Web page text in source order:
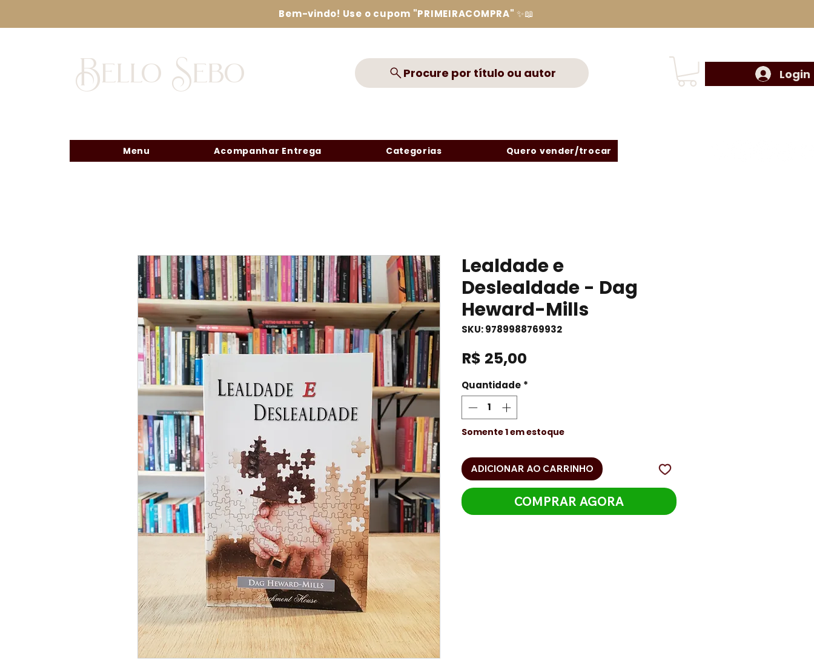
Bem-vindo! Use o cupom "PRIMEIRACOMPRA" ✨📖
Bello Sebo Procure por título ou autor
Menu Acompanhar Entrega Categorias Quero vender/trocar
Login
Lealdade e
Deslealdade - Dag
Heward-Mills
SKU: 9789988769932
R$ 25,00
Quantidade *
Somente 1 em estoque
ADICIONAR AO CARRINHO
COMPRAR AGORA